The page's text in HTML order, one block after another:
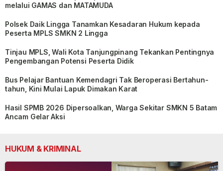
melalui GAMAS dan MATAMUDA
Polsek Daik Lingga Tanamkan Kesadaran Hukum kepada
Peserta MPLS SMKN 2 Lingga
Tinjau MPLS, Wali Kota Tanjungpinang Tekankan Pentingnya
Pengembangan Potensi Peserta Didik
Bus Pelajar Bantuan Kemendagri Tak Beroperasi Bertahun-
tahun, Kini Mulai Lapuk Dimakan Karat
Hasil SPMB 2026 Dipersoalkan, Warga Sekitar SMKN 5 Batam
Ancam Gelar Aksi
HUKUM & KRIMINAL